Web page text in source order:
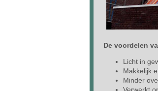
De voordelen
Licht in
Makkelijk
Minder